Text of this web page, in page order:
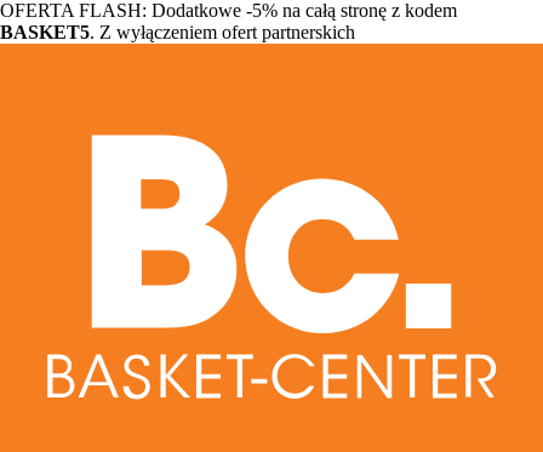
OFERTA FLASH: Dodatkowe -5% na całą stronę z kodem
BASKET5. Z wyłączeniem ofert partnerskich